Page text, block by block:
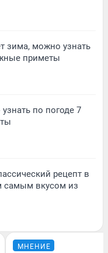
зима, можно узнать
приметы
по погоде 7
рецепт в
самым вкусом из
МНЕНИЕ